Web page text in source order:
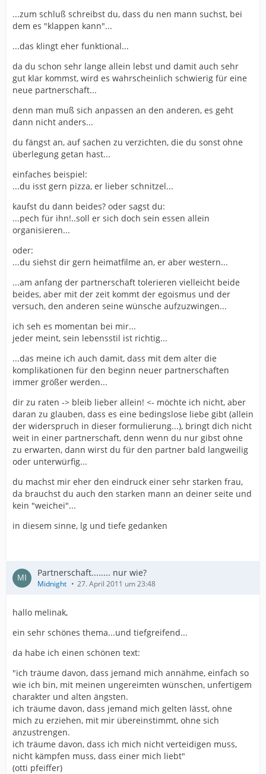
...zum schluß schreibst du, dass du nen mann suchst, bei
dem es "klappen kann"...
...das klingt eher funktional...
da du schon sehr lange allein lebst und damit auch sehr
gut klar kommst, wird es wahrscheinlich schwierig für eine
neue partnerschaft...
denn man muß sich anpassen an den anderen, es geht
dann nicht anders...
du fängst an, auf sachen zu verzichten, die du sonst ohne
überlegung getan hast...
einfaches beispiel:
...du isst gern pizza, er lieber schnitzel...
kaufst du dann beides? oder sagst du:
...pech für ihn!..soll er sich doch sein essen allein
organisieren...
oder:
...du siehst dir gern heimatfilme an, er aber western...
...am anfang der partnerschaft tolerieren vielleicht beide
beides, aber mit der zeit kommt der egoismus und der
versuch, den anderen seine wünsche aufzuzwingen...
ich seh es momentan bei mir...
jeder meint, sein lebensstil ist richtig...
...das meine ich auch damit, dass mit dem alter die
komplikationen für den beginn neuer partnerschaften
immer größer werden...
dir zu raten -> bleib lieber allein! <- möchte ich nicht, aber
daran zu glauben, dass es eine bedingslose liebe gibt (allein
der widerspruch in dieser formulierung...), bringt dich nicht
weit in einer partnerschaft, denn wenn du nur gibst ohne
zu erwarten, dann wirst du für den partner bald langweilig
oder unterwürfig...
du machst mir eher den eindruck einer sehr starken frau,
da brauchst du auch den starken mann an deiner seite und
kein "weichei"...
in diesem sinne, lg und tiefe gedanken
Partnerschaft........ nur wie?
Midnight 27. April 2011 um 23:48
hallo melinak,
ein sehr schönes thema...und tiefgreifend...
da habe ich einen schönen text:
"ich träume davon, dass jemand mich annähme, einfach so
wie ich bin, mit meinen ungereimten wünschen, unfertigem
charakter und alten ängsten.
ich träume davon, dass jemand mich gelten lässt, ohne
mich zu erziehen, mit mir übereinstimmt, ohne sich
anzustrengen.
ich träume davon, dass ich mich nicht verteidigen muss,
nicht kämpfen muss, dass einer mich liebt"
(otti pfeiffer)